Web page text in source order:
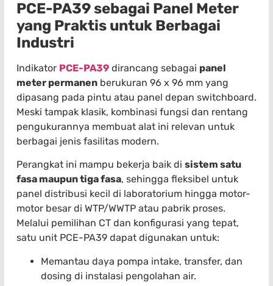
PCE-PA39 sebagai Panel Meter
yang Praktis untuk Berbagai
Industri
Indikator PCE-PA39 dirancang sebagai panel
meter permanen berukuran 96 x 96 mm yang
dipasang pada pintu atau panel depan switchboard.
Meski tampak klasik, kombinasi fungsi dan rentang
pengukurannya membuat alat ini relevan untuk
berbagai jenis fasilitas modern.
Perangkat ini mampu bekerja baik di sistem satu
fasa maupun tiga fasa, sehingga fleksibel untuk
panel distribusi kecil di laboratorium hingga motor-
motor besar di WTP/WWTP atau pabrik proses.
Melalui pemilihan CT dan konfigurasi yang tepat,
satu unit PCE-PA39 dapat digunakan untuk:
Memantau daya pompa intake, transfer, dan
dosing di instalasi pengolahan air.